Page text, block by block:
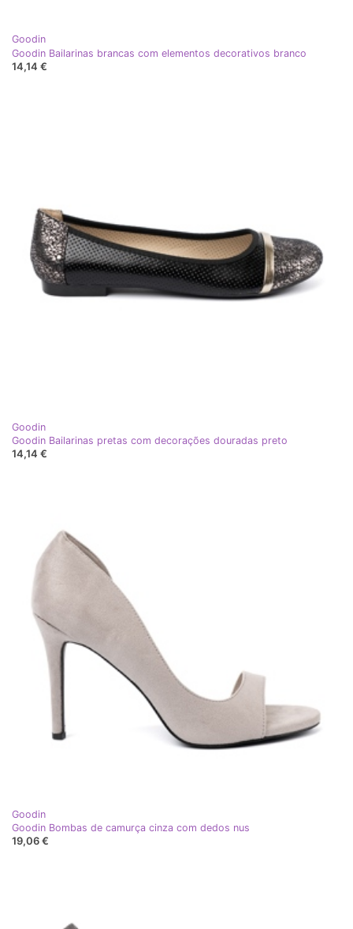
Goodin
Goodin Bailarinas brancas com elementos decorativos branco
14,14 €
Goodin
Goodin Bailarinas pretas com decorações douradas preto
14,14 €
Goodin
Goodin Bombas de camurça cinza com dedos nus
19,06 €